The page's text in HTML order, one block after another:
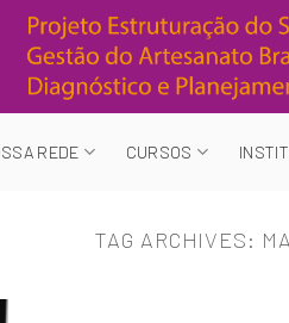
REDE CURSOS
TAG ARCHIVES: